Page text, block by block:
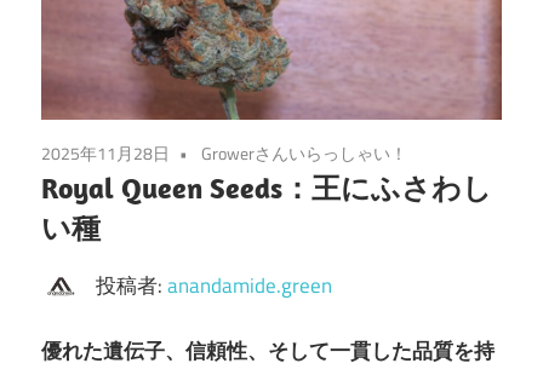
2025年11月28日 Growerさんいらっしゃい！
Royal Queen Seeds：王にふさわし
い種
投稿者:anandamide.green
優れた遺伝子、信頼性、そして一貫した品質を持